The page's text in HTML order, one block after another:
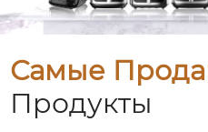
Самые
Продукты